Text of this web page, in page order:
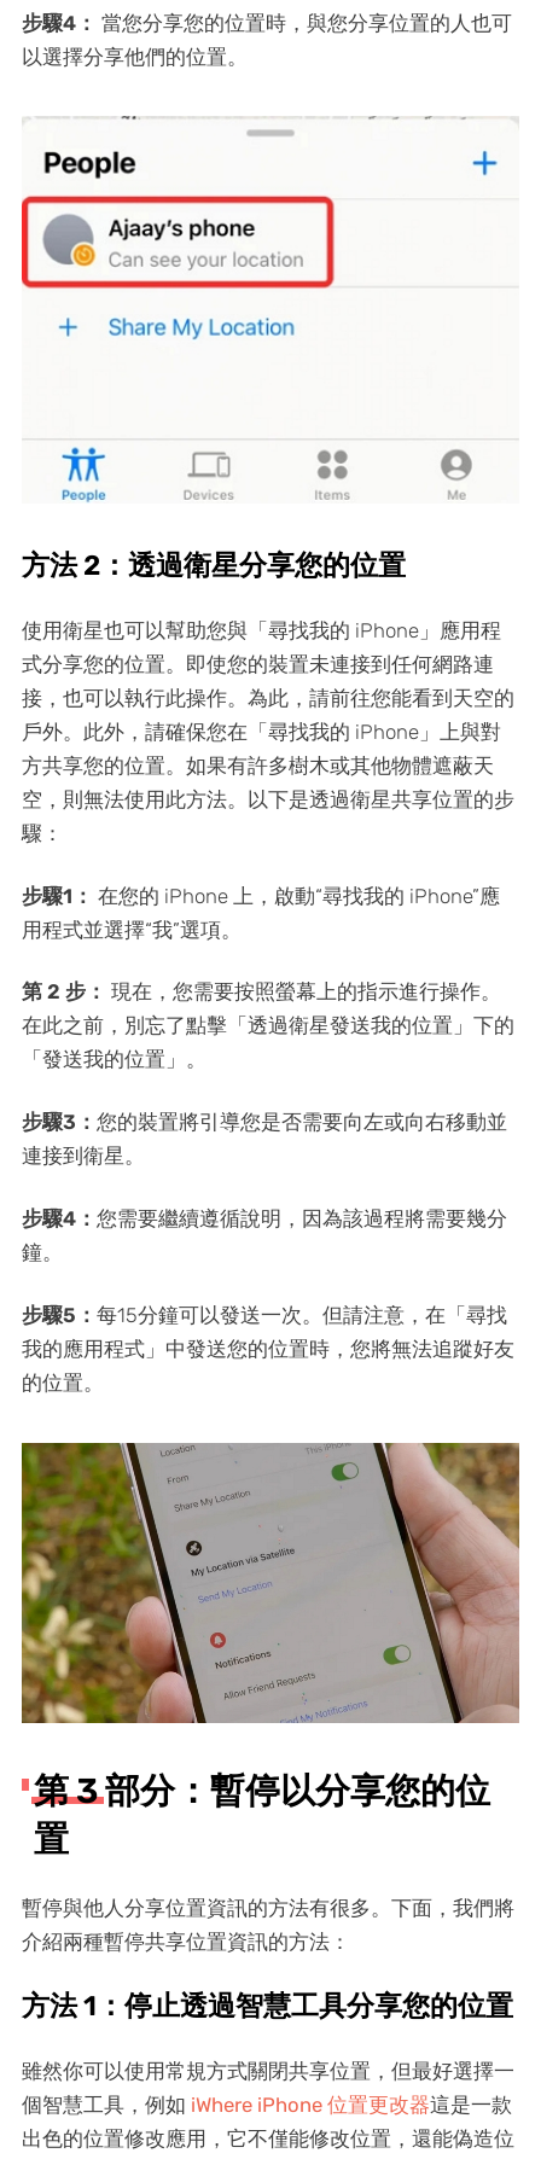
步驟4： 當您分享您的位置時，與您分享位置的人也可
以選擇分享他們的位置。
方法 2：透過衛星分享您的位置
使用衛星也可以幫助您與「尋找我的 iPhone」應用程
式分享您的位置。即使您的裝置未連接到任何網路連
接，也可以執行此操作。為此，請前往您能看到天空的
戶外。此外，請確保您在「尋找我的 iPhone」上與對
方共享您的位置。如果有許多樹木或其他物體遮蔽天
空，則無法使用此方法。以下是透過衛星共享位置的步
驟：
步驟1： 在您的 iPhone 上，啟動“尋找我的 iPhone”應
用程式並選擇“我”選項。
第 2 步： 現在，您需要按照螢幕上的指示進行操作。
在此之前，別忘了點擊「透過衛星發送我的位置」下的
「發送我的位置」。
步驟3： 您的裝置將引導您是否需要向左或向右移動並
連接到衛星。
步驟4： 您需要繼續遵循說明，因為該過程將需要幾分
鐘。
步驟5： 每15分鐘可以發送一次。但請注意，在「尋找
我的應用程式」中發送您的位置時，您將無法追蹤好友
的位置。
第 3 部分：暫停以分享您的位
置
暫停與他人分享位置資訊的方法有很多。下面，我們將
介紹兩種暫停共享位置資訊的方法：
方法 1：停止透過智慧工具分享您的位置
雖然你可以使用常規方式關閉共享位置，但最好選擇一
個智慧工具，例如 iWhere iPhone 位置更改器這是一款
出色的位置修改應用，它不僅能修改位置，還能偽造位